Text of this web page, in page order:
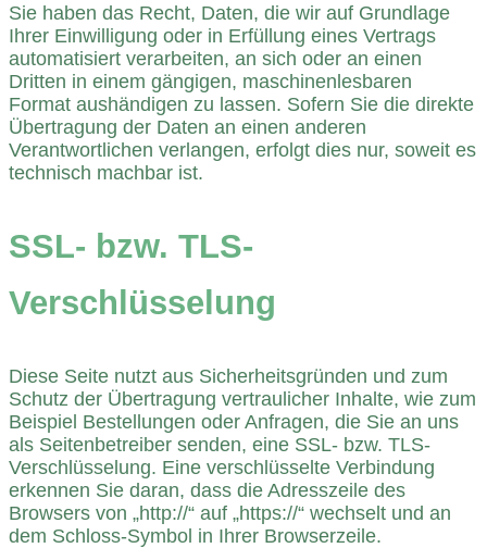
Sie haben das Recht, Daten, die wir auf Grundlage
Ihrer Einwilligung oder in Erfüllung eines Vertrags
automatisiert verarbeiten, an sich oder an einen
Dritten in einem gängigen, maschinenlesbaren
Format aushändigen zu lassen. Sofern Sie die direkte
Übertragung der Daten an einen anderen
Verantwortlichen verlangen, erfolgt dies nur, soweit es
technisch machbar ist.
SSL- bzw. TLS-
Verschlüsselung
Diese Seite nutzt aus Sicherheitsgründen und zum
Schutz der Übertragung vertraulicher Inhalte, wie zum
Beispiel Bestellungen oder Anfragen, die Sie an uns
als Seitenbetreiber senden, eine SSL- bzw. TLS-
Verschlüsselung. Eine verschlüsselte Verbindung
erkennen Sie daran, dass die Adresszeile des
Browsers von „http://“ auf „https://“ wechselt und an
dem Schloss-Symbol in Ihrer Browserzeile.